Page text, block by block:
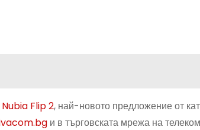
Nubia Flip 2, най-новото предложение от
и в търговската мрежа на